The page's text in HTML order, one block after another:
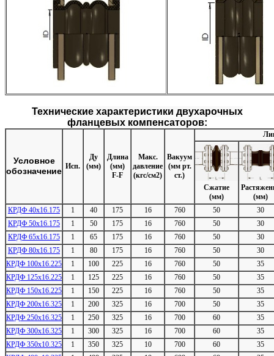
Технические характеристики двухарочных
фланцевых компенсаторов:
Условное
обозначение Исп.
Ду
(мм)
Длина
(мм)
F-F
Макс.
давление
(кгс/см2)
Вакуум
(мм рт.
ст.)
Сжатие
(мм)
(мм)
КРДФ 40х16.175
1 40 175 16 760 50
30
КРДФ 50х16.175
1 50 175 16 760 50
30
КРДФ 65х16.175
1 65 175 16 760 50
30
КРДФ 80х16.175
1 80 175 16 760 50
30
КРДФ 100х16.225
1 100 225 16 760 50
35
КРДФ 125х16.225
1 125 225 16 760 50
35
КРДФ 150х16.225
1 150 225 16 760 50
35
КРДФ 200х16.325
1 200 325 16 700 50
35
КРДФ 250х16.325
1 250 325 16 700 60
35
КРДФ 300х16.325
1 300 325 16 700 60
35
КРДФ 350х10.325
1 350 325 10 700 60
35